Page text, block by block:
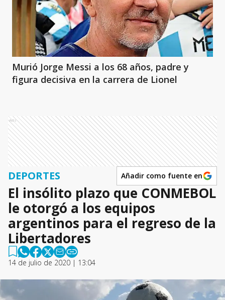
Murió Jorge Messi a los 68 años, padre y
figura decisiva en la carrera de Lionel
Ads
DEPORTES Añadir como fuente en
El insólito plazo que CONMEBOL
le otorgó a los equipos
argentinos para el regreso de la
Libertadores
14 de julio de 2020 | 13:04